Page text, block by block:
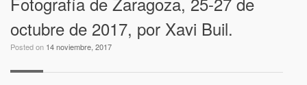
octubre de 2017, por Xavi Buil.
Posted on 14 noviembre, 2017